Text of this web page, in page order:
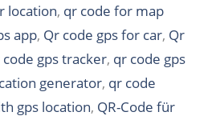
location, qr code for map
app, Qr code gps for car, Qr
code gps tracker, qr code gps
generator, qr code
gps location, QR-Code für